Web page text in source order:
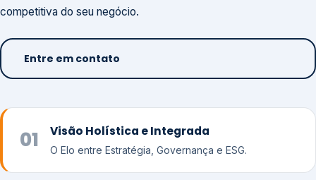
competitiva do seu negócio.
Entre em contato
01 Visão Holística e Integrada
O Elo entre Estratégia, Governança e ESG.